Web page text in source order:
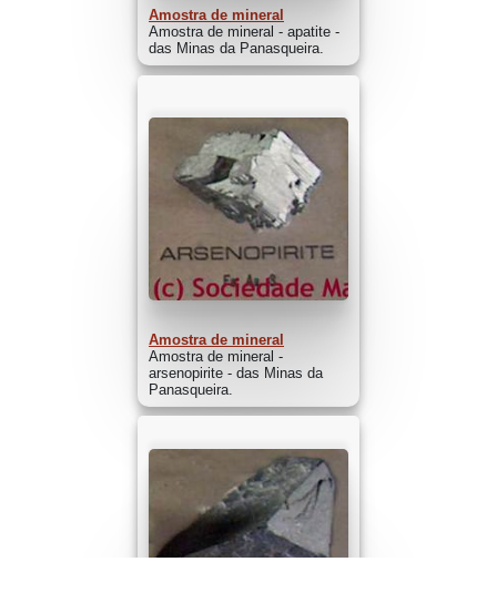
Amostra de mineral
Amostra de mineral - apatite -
das Minas da Panasqueira.
Amostra de mineral
Amostra de mineral -
arsenopirite - das Minas da
Panasqueira.